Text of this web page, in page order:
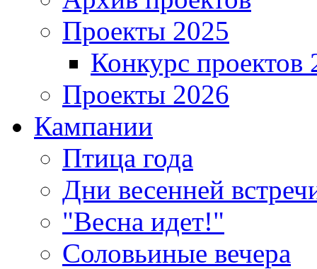
Проекты 2025
Конкурс проектов
Проекты 2026
Кампании
Птица года
Дни весенней
"Весна идет!"
Соловьиные вечера